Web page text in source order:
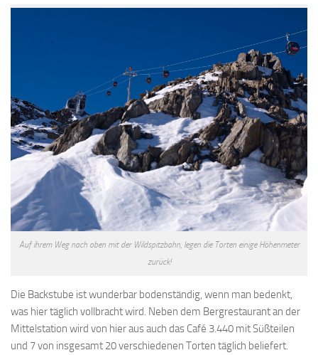
Auf ihrem Weg nach oben mit der Wildspitzbahn, legen die Torten einige Höhenmeter
zurück!
Die Backstube ist wunderbar bodenständig, wenn man bedenkt,
was hier täglich vollbracht wird. Neben dem Bergrestaurant an der
Mittelstation wird von hier aus auch das Café 3.440 mit Süßteilen
und 7 von insgesamt 20 verschiedenen Torten täglich beliefert.